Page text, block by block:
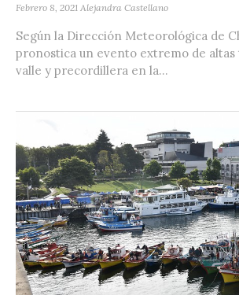
Febrero 8, 2021 Alejandra Castellano
Según la Dirección Meteorológica de
pronostica un evento extremo de
valle y precordillera en la...